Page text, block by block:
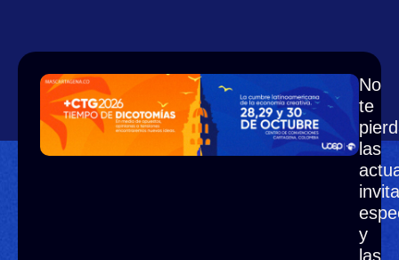
No
te
las
y
las